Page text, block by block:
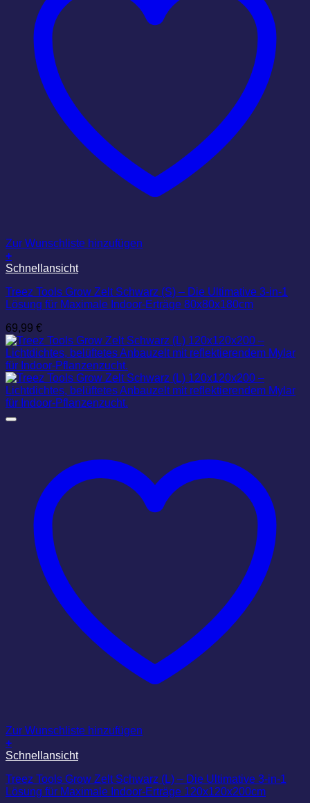
Zur Wunschliste hinzufügen
+
Schnellansicht
Treez Tools Grow Zelt Schwarz (S) – Die Ultimative 3-in-1
Lösung für Maximale Indoor-Erträge 80x80x180cm
69,99 €
Zur Wunschliste hinzufügen
+
Schnellansicht
Treez Tools Grow Zelt Schwarz (L) – Die Ultimative 3-in-1
Lösung für Maximale Indoor-Erträge 120x120x200cm